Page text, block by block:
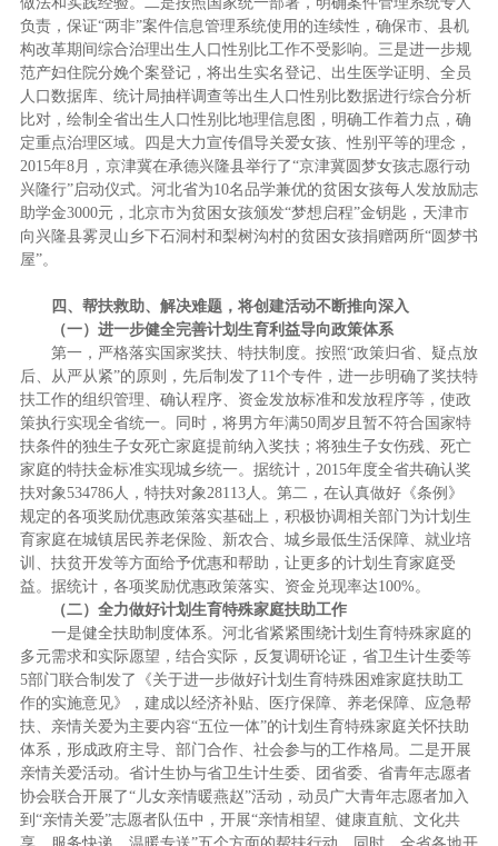
负责，保证“两非”案件信息管理系统使用的连续性，确保市、县机
构改革期间综合治理出生人口性别比工作不受影响。三是进一步规
范产妇住院分娩个案登记，将出生实名登记、出生医学证明、全员
人口数据库、统计局抽样调查等出生人口性别比数据进行综合分析
比对，绘制全省出生人口性别比地理信息图，明确工作着力点，确
定重点治理区域。四是大力宣传倡导关爱女孩、性别平等的理念，
2015年8月，京津冀在承德兴隆县举行了“京津冀圆梦女孩志愿行动
兴隆行”启动仪式。河北省为10名品学兼优的贫困女孩每人发放励志
助学金3000元，北京市为贫困女孩颁发“梦想启程”金钥匙，天津市
向兴隆县雾灵山乡下石洞村和梨树沟村的贫困女孩捐赠两所“圆梦书
屋”。
四、帮扶救助、解决难题，将创建活动不断推向深入
（一）进一步健全完善计划生育利益导向政策体系
第一，严格落实国家奖扶、特扶制度。按照“政策归省、疑点放
后、从严从紧”的原则，先后制发了11个专件，进一步明确了奖扶特
扶工作的组织管理、确认程序、资金发放标准和发放程序等，使政
策执行实现全省统一。同时，将男方年满50周岁且暂不符合国家特
扶条件的独生子女死亡家庭提前纳入奖扶；将独生子女伤残、死亡
家庭的特扶金标准实现城乡统一。据统计，2015年度全省共确认奖
扶对象534786人，特扶对象28113人。第二，在认真做好《条例》
规定的各项奖励优惠政策落实基础上，积极协调相关部门为计划生
育家庭在城镇居民养老保险、新农合、城乡最低生活保障、就业培
训、扶贫开发等方面给予优惠和帮助，让更多的计划生育家庭受
益。据统计，各项奖励优惠政策落实、资金兑现率达100%。
（二）全力做好计划生育特殊家庭扶助工作
一是健全扶助制度体系。河北省紧紧围绕计划生育特殊家庭的
多元需求和实际愿望，结合实际，反复调研论证，省卫生计生委等
5部门联合制发了《关于进一步做好计划生育特殊困难家庭扶助工
作的实施意见》，建成以经济补贴、医疗保障、养老保障、应急帮
扶、亲情关爱为主要内容“五位一体”的计划生育特殊家庭关怀扶助
体系，形成政府主导、部门合作、社会参与的工作格局。二是开展
亲情关爱活动。省计生协与省卫生计生委、团省委、省青年志愿者
协会联合开展了“儿女亲情暖燕赵”活动，动员广大青年志愿者加入
到“亲情关爱”志愿者队伍中，开展“亲情相望、健康直航、文化共